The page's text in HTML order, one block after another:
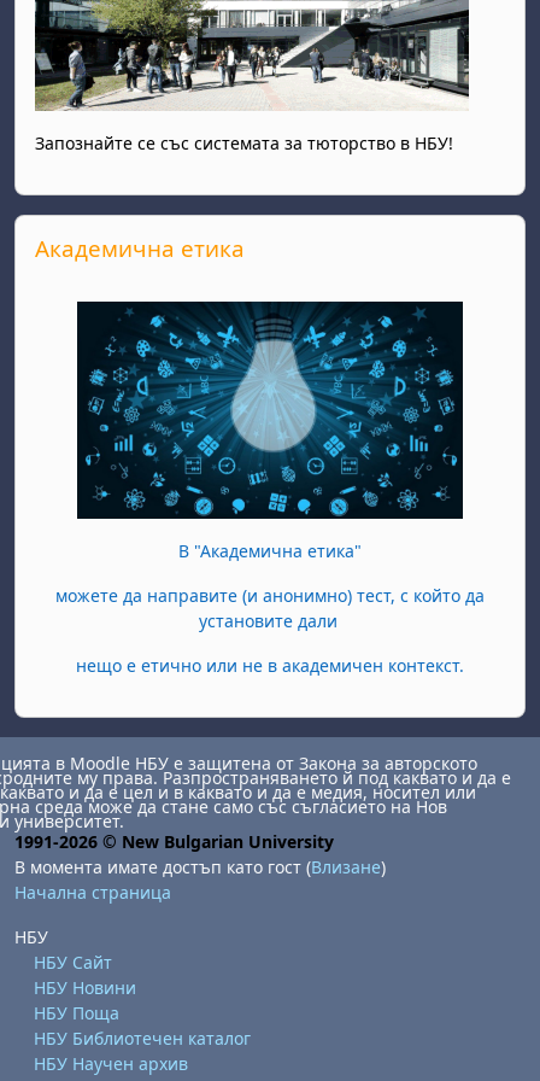
Запознайте се със системата за тюторство в НБУ!
Прескочи Академична етика
Академична етика
В "Академична етика"
можете да направите (и анонимно) тест, с който да
установите дали
нещо е етично или не в академичен контекст.
в Moodle НБУ е защитена от Закона за авторското
му права. Разпространяването й под каквато и да е
и да е цел и в каквато и да е медия, носител или
среда може да стане само със съгласието на Нов
университет.
1991-2026 © New Bulgarian University
В момента имате достъп като гост (Влизане)
Начална страница
НБУ
НБУ Сайт
НБУ Новини
НБУ Поща
НБУ Библиотечен каталог
НБУ Научен архив